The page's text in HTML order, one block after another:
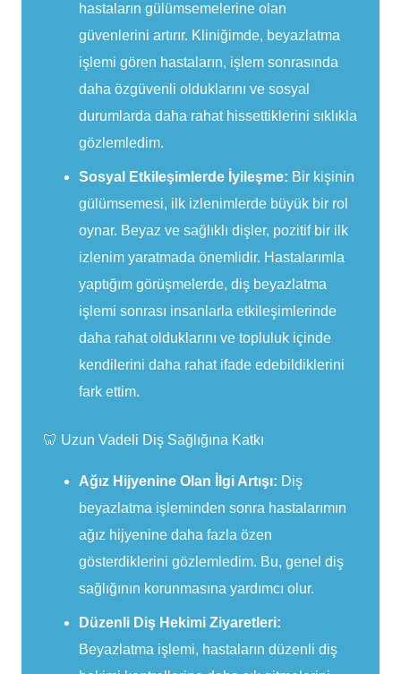
hastaların gülümsemelerine olan
güvenlerini artırır. Kliniğimde, beyazlatma
işlemi gören hastaların, işlem sonrasında
daha özgüvenli olduklarını ve sosyal
durumlarda daha rahat hissettiklerini sıklıkla
gözlemledim.
Sosyal Etkileşimlerde İyileşme: Bir kişinin
gülümsemesi, ilk izlenimlerde büyük bir rol
oynar. Beyaz ve sağlıklı dişler, pozitif bir ilk
izlenim yaratmada önemlidir. Hastalarımla
yaptığım görüşmelerde, diş beyazlatma
işlemi sonrası insanlarla etkileşimlerinde
daha rahat olduklarını ve topluluk içinde
kendilerini daha rahat ifade edebildiklerini
fark ettim.
🦷 Uzun Vadeli Diş Sağlığına Katkı
Ağız Hijyenine Olan İlgi Artışı: Diş
beyazlatma işleminden sonra hastalarımın
ağız hijyenine daha fazla özen
gösterdiklerini gözlemledim. Bu, genel diş
sağlığının korunmasına yardımcı olur.
Düzenli Diş Hekimi Ziyaretleri:
Beyazlatma işlemi, hastaların düzenli diş